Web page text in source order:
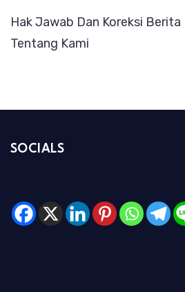
Hak Jawab Dan Koreksi Berita
Tentang Kami
SOCIALS